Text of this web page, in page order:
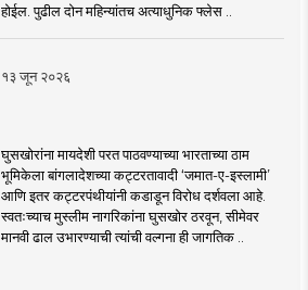
होईल. पुढील दोन महिन्यांतच अत्याधुनिक फ्लेस ..
१३ जून २०२६
घुसखोरांना मायदेशी परत पाठवण्याच्या भारताच्या ठाम
भूमिकेला बांगलादेशच्या कट्टरतावादी ‘जमात-ए-इस्लामी’
आणि इतर कट्टरपंथीयांनी कडाडून विरोध दर्शवला आहे.
स्वतःच्याच मुस्लीम नागरिकांना घुसखोर ठरवून, सीमेवर
मानवी ढाल उभारण्याची त्यांची वल्गना ही जागतिक ..